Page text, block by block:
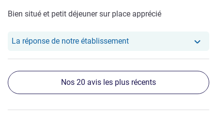
Bien situé et petit déjeuner sur place apprécié
La réponse de notre établissementNotre hôtel a repondu au
Nos 20 avis les plus récents